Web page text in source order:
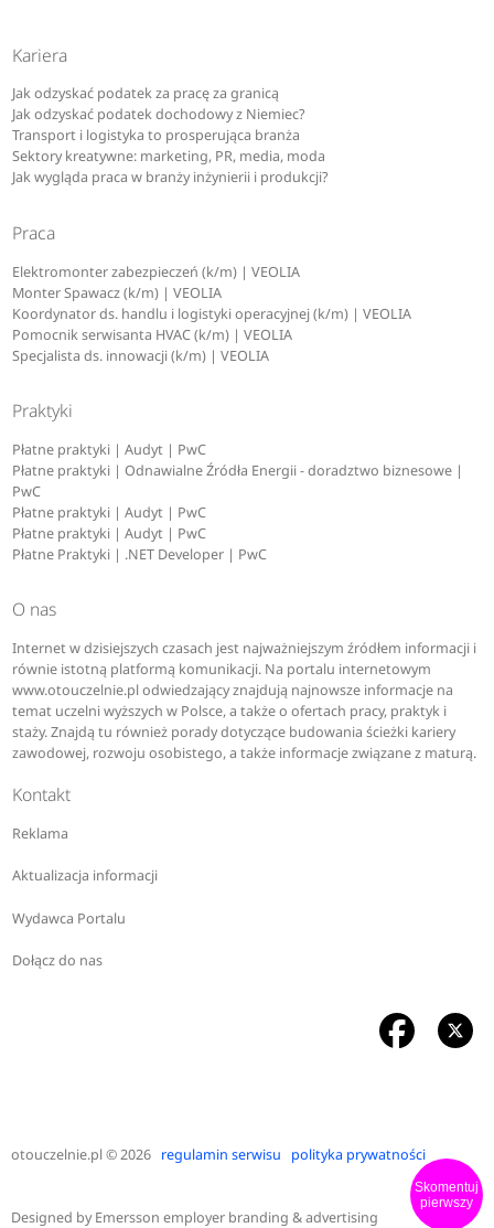
Skomentuj
pierwszy
Kariera
Jak odzyskać podatek za pracę za granicą
Jak odzyskać podatek dochodowy z Niemiec?
Transport i logistyka to prosperująca branża
Sektory kreatywne: marketing, PR, media, moda
Jak wygląda praca w branży inżynierii i produkcji?
Praca
Elektromonter zabezpieczeń (k/m) | VEOLIA
Monter Spawacz (k/m) | VEOLIA
Koordynator ds. handlu i logistyki operacyjnej (k/m) | VEOLIA
Pomocnik serwisanta HVAC (k/m) | VEOLIA
Specjalista ds. innowacji (k/m) | VEOLIA
Praktyki
Płatne praktyki | Audyt | PwC
Płatne praktyki | Odnawialne Źródła Energii - doradztwo biznesowe |
PwC
Płatne praktyki | Audyt | PwC
Płatne praktyki | Audyt | PwC
Płatne Praktyki | .NET Developer | PwC
O nas
Internet w dzisiejszych czasach jest najważniejszym źródłem informacji i
równie istotną platformą komunikacji. Na portalu internetowym
www.otouczelnie.pl odwiedzający znajdują najnowsze informacje na
temat uczelni wyższych w Polsce, a także o ofertach pracy, praktyk i
staży. Znajdą tu również porady dotyczące budowania ścieżki kariery
zawodowej, rozwoju osobistego, a także informacje związane z maturą.
Kontakt
Reklama
Aktualizacja informacji
Wydawca Portalu
Dołącz do nas
otouczelnie.pl© 2026 regulamin serwisu polityka prywatności
Designed byEmersson employer branding & advertising